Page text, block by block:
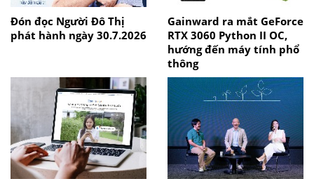
Đón đọc Người Đô Thị
phát hành ngày 30.7.2026
Gainward ra mắt GeForce
RTX 3060 Python II OC,
hướng đến máy tính phổ
thông